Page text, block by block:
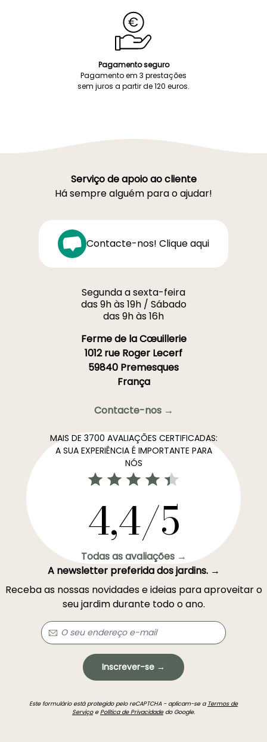
Pagamento seguro
Pagamento em 3 prestações
sem juros a partir de 120 euros.
Serviço de apoio ao cliente
Há sempre alguém para o ajudar!
Contacte-nos! Clique aqui
Segunda a sexta-feira
das 9h às 19h / Sábado
das 9h às 16h
Ferme de la Cœuillerie
1012 rue Roger Lecerf
59840 Premesques
França
Contacte-nos →
MAIS DE 3700 AVALIAÇÕES CERTIFICADAS:
A SUA EXPERIÊNCIA É IMPORTANTE PARA
NÓS
4,4/5
Todas as avaliações →
A newsletter preferida dos jardins. →
Receba as nossas novidades e ideias para aproveitar o
seu jardim durante todo o ano.
Inscrever-se →
Este formulário está protegido pelo reCAPTCHA - aplicam-se a Termos de
ServiçoePolítica de Privacidadedo Google.